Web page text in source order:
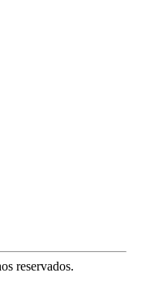
reservados.